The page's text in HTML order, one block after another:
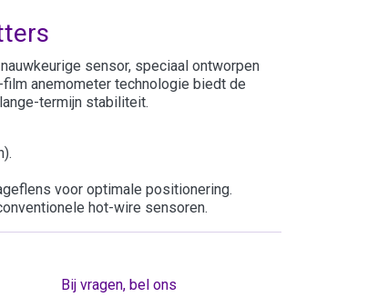
sensor, speciaal ontworpen
anemometer technologie biedt de
termijn stabiliteit.
voor optimale positionering.
hot-wire sensoren.
Bij vragen, bel ons